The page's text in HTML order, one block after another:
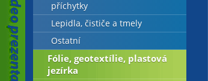
příchytky
Lepidla, čističe a tmely
Ostatní
Fólie, geotextílie, plastová
jezírka